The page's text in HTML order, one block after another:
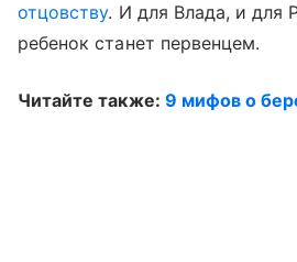
отцовству. И для Влада, и для
ребенок станет первенцем.
Читайте также: 9 мифов о